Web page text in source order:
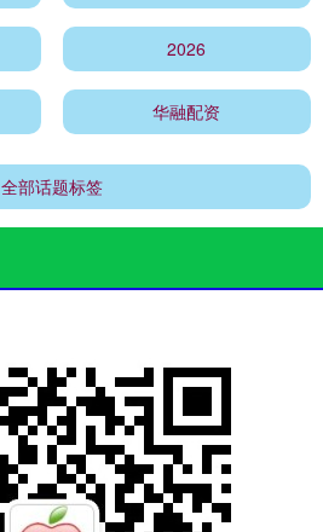
2026
华融配资
全部话题标签